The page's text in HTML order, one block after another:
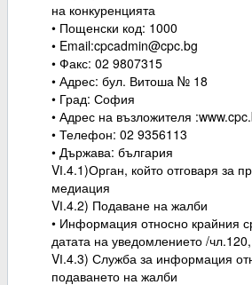
на конкуренцията
• Пощенски код: 1000
• Email:cpcadmin@cpc.bg
• Факс: 02 9807315
• Адрес: бул. Витоша № 18
• Град: София
• Адрес на възложителя
• Телефон: 02 9356113
• Държава: българия
VІ.4.1)Орган, който отговаря за
медиация
VІ.4.2) Подаване на жалби
• Информация относно крайния
датата на уведомлението /
VІ.4.3) Служба за информация
подаването на жалби